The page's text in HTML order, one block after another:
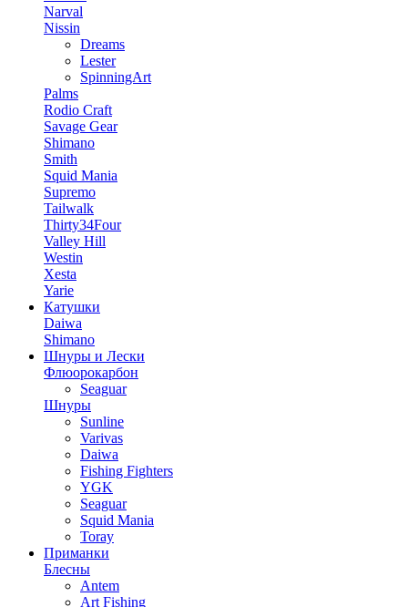
Narval
Nissin
Dreams
Lester
SpinningArt
Palms
Rodio Craft
Savage Gear
Shimano
Smith
Squid Mania
Supremo
Tailwalk
Thirty34Four
Valley Hill
Westin
Xesta
Yarie
Катушки
Daiwa
Shimano
Шнуры и Лески
Флюорокарбон
Seaguar
Шнуры
Sunline
Varivas
Daiwa
Fishing Fighters
YGK
Seaguar
Squid Mania
Toray
Приманки
Блесны
Antem
Art Fishing